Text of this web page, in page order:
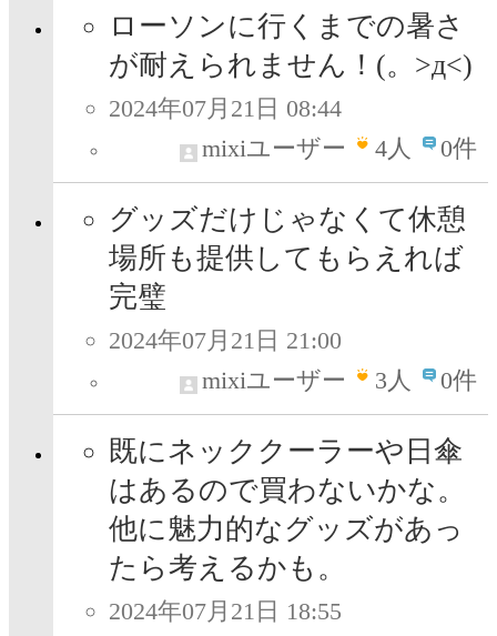
ローソンに行くまでの暑さ
が耐えられません！(。>д<)
2024年07月21日 08:44
mixiユーザー
4人 0件
グッズだけじゃなくて休憩
場所も提供してもらえれば
完璧
2024年07月21日 21:00
mixiユーザー
3人 0件
既にネッククーラーや日傘
はあるので買わないかな。
他に魅力的なグッズがあっ
たら考えるかも。
2024年07月21日 18:55